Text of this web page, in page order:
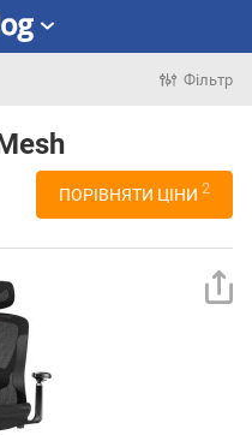
Фільтр
ПОРІВНЯТИ ЦІНИ 2